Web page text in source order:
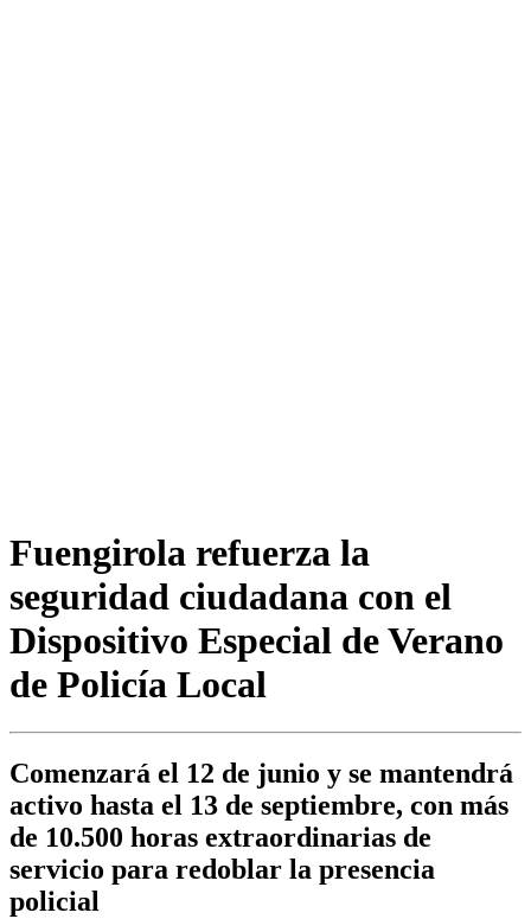
Fuengirola refuerza la
seguridad ciudadana con el
Dispositivo Especial de Verano
de Policía Local
Comenzará el 12 de junio y se mantendrá
activo hasta el 13 de septiembre, con más
de 10.500 horas extraordinarias de
servicio para redoblar la presencia
policial